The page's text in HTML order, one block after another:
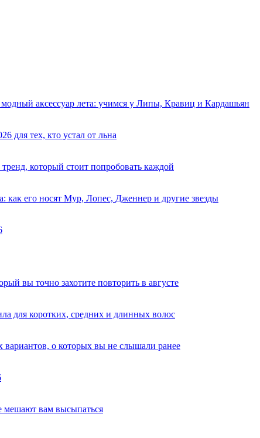
аксессуар лета: учимся у Липы, Кравиц и Кардашьян
для тех, кто устал от льна
который стоит попробовать каждой
его носят Мур, Лопес, Дженнер и другие звезды
вы точно захотите повторить в августе
для коротких, средних и длинных волос
о которых вы не слышали ранее
мешают вам высыпаться